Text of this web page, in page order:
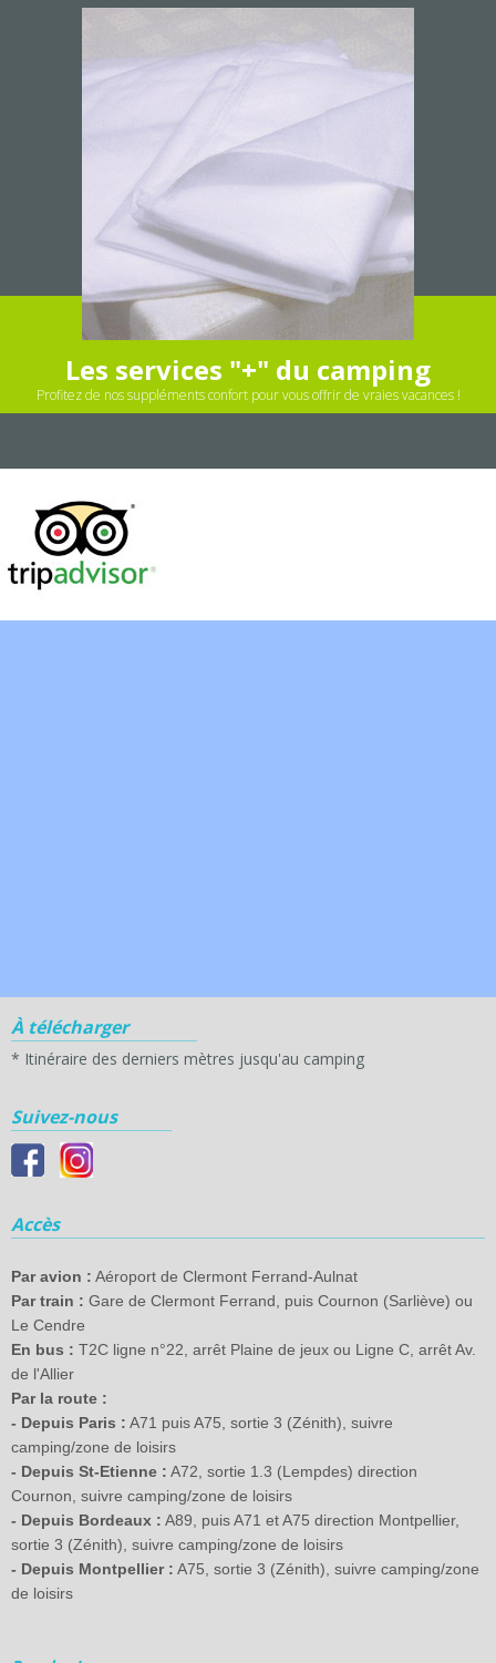
Les services "+" du camping
Profitez de nos suppléments confort pour vous offrir de vraies vacances !
À télécharger
* Itinéraire des derniers mètres jusqu'au camping
Suivez-nous
Accès
Par avion : Aéroport de Clermont Ferrand-Aulnat
Par train : Gare de Clermont Ferrand, puis Cournon (Sarliève) ou
Le Cendre
En bus : T2C ligne n°22, arrêt Plaine de jeux ou Ligne C, arrêt Av.
de l'Allier
Par la route :
- Depuis Paris : A71 puis A75, sortie 3 (Zénith), suivre
camping/zone de loisirs
- Depuis St-Etienne : A72, sortie 1.3 (Lempdes) direction
Cournon, suivre camping/zone de loisirs
- Depuis Bordeaux : A89, puis A71 et A75 direction Montpellier,
sortie 3 (Zénith), suivre camping/zone de loisirs
- Depuis Montpellier : A75, sortie 3 (Zénith), suivre camping/zone
de loisirs